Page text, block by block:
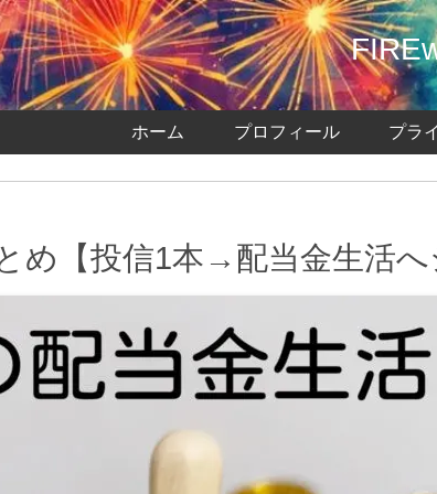
ホーム プロフィール プラ
め【投信1本→配当金生活へ